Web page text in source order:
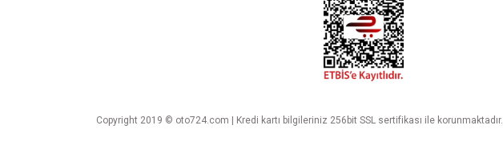
Copyright 2019 © oto724.com | Kredi kartı bilgileriniz 256bit SSL sertifikası ile korunmaktadır.